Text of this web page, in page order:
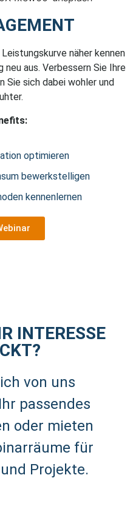
näher kennen
aus. Verbessern Sie Ihre
Sie sich dabei wohler und
optimieren
bewerkstelligen
kennenlernen
INTERESSE
von uns
passendes
oder mieten
für
Projekte.